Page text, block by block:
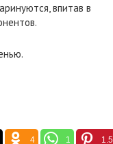
впитав в
4 1